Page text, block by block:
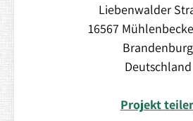
Liebenwalder
16567
Brandenburg
Deutschland
Projekt